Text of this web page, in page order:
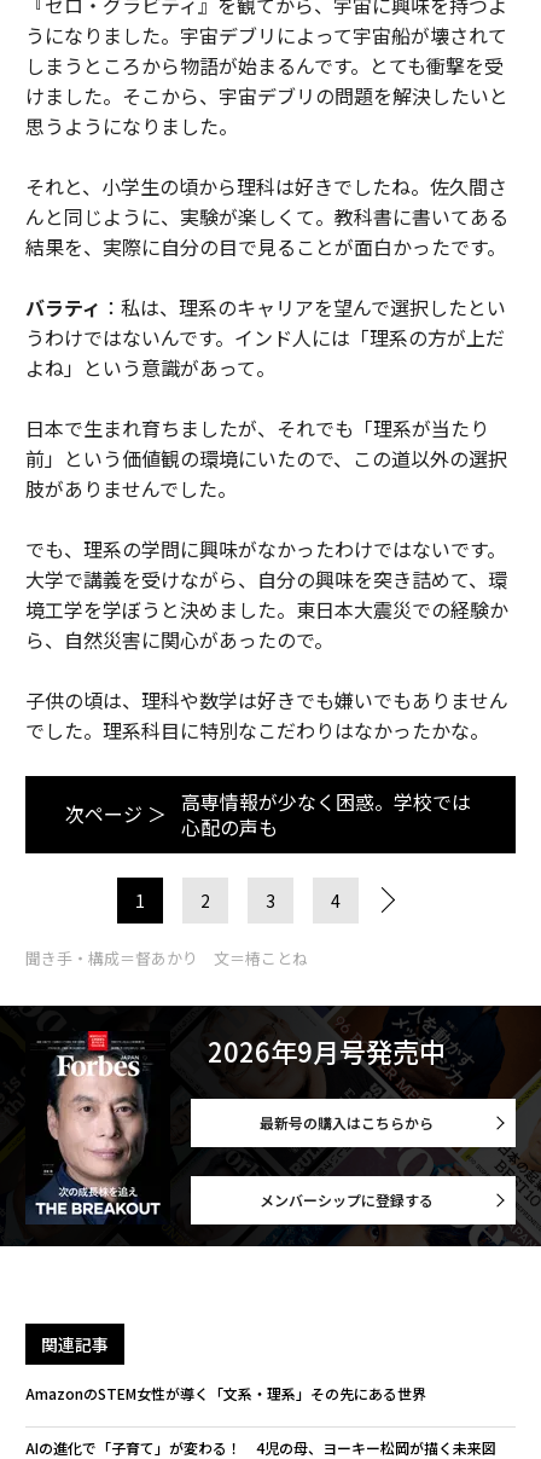
うになりました。宇宙デブリによって宇宙船が壊されて
しまうところから物語が始まるんです。とても衝撃を受
けました。そこから、宇宙デブリの問題を解決したいと
思うようになりました。
それと、小学生の頃から理科は好きでしたね。佐久間さ
んと同じように、実験が楽しくて。教科書に書いてある
結果を、実際に自分の目で見ることが面白かったです。
バラティ ：私は、理系のキャリアを望んで選択したとい
うわけではないんです。インド人には「理系の方が上だ
よね」という意識があって。
日本で生まれ育ちましたが、それでも「理系が当たり
前」という価値観の環境にいたので、この道以外の選択
肢がありませんでした。
でも、理系の学問に興味がなかったわけではないです。
大学で講義を受けながら、自分の興味を突き詰めて、環
境工学を学ぼうと決めました。東日本大震災での経験か
ら、自然災害に関心があったので。
子供の頃は、理科や数学は好きでも嫌いでもありません
でした。理系科目に特別なこだわりはなかったかな。
次ページ ＞ 高専情報が少なく困惑。学校では
心配の声も
1 2 3 4
聞き手・構成＝督あかり 文＝椿ことね
2026年9月号発売中
最新号の購入はこちらから
メンバーシップに登録する
関連記事
AmazonのSTEM女性が導く「文系・理系」その先にある世界
AIの進化で「子育て」が変わる！ 4児の母、ヨーキー松岡が描く未来図